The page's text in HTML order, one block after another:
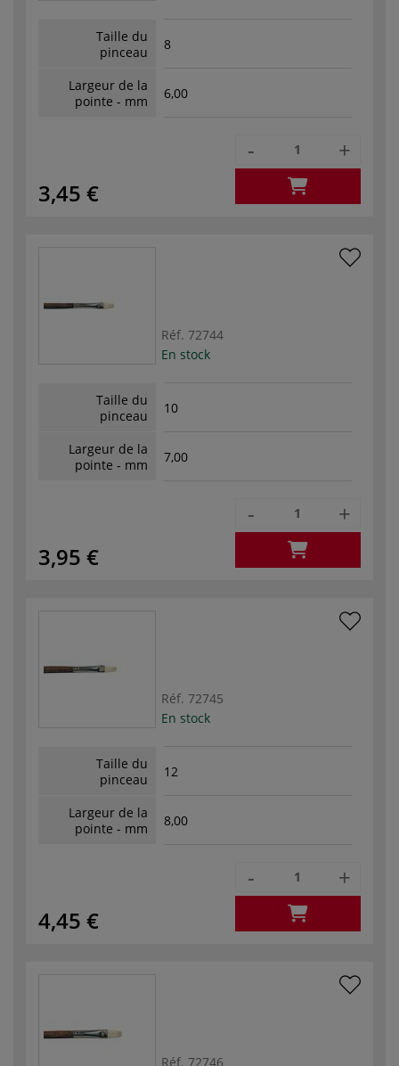
Taille du
pinceau
8
Largeur de la
pointe - mm
6,00
3,45 €
- +
Réf. 72744
En stock
Taille du
pinceau
10
Largeur de la
pointe - mm
7,00
3,95 €
- +
Réf. 72745
En stock
Taille du
pinceau
12
Largeur de la
pointe - mm
8,00
4,45 €
- +
Réf. 72746